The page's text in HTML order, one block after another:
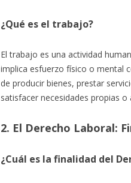
¿Qué es el trabajo?
El trabajo es una actividad
implica esfuerzo físico o mental
de producir bienes, prestar
satisfacer necesidades propias
2. El Derecho Laboral:
¿Cuál es la finalidad del